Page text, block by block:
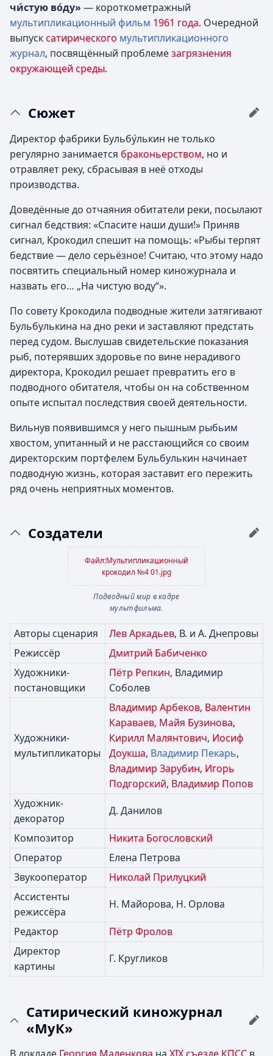
чи́стую во́ду» — короткометражный
мультипликационный фильм 1961 года. Очередной
выпусксатирического мультипликационного
журнал, посвящённый проблемезагрязнения
окружающей среды.
Сюжет
Директор фабрики Бульбу́лькин не только
регулярно занимается браконьерством, но и
отравляет реку, сбрасывая в неё отходы
производства.
Доведённые до отчаяния обитатели реки, посылают
сигнал бедствия: «Спасите наши души!» Приняв
сигнал, Крокодил спешит на помощь: «Рыбы терпят
бедствие — дело серьёзное! Считаю, что этому надо
посвятить специальный номер киножурнала и
назвать его… „На чистую воду“».
По совету Крокодила подводные жители затягивают
Бульбулькина на дно реки и заставляют предстать
перед судом. Выслушав свидетельские показания
рыб, потерявших здоровье по вине нерадивого
директора, Крокодил решает превратить его в
подводного обитателя, чтобы он на собственном
опыте испытал последствия своей деятельности.
Вильнув появившимся у него пышным рыбьим
хвостом, упитанный и не расстающийся со своим
директорским портфелем Бульбулькин начинает
подводную жизнь, которая заставит его пережить
ряд очень неприятных моментов.
Создатели
Файл:Мультипликационный
крокодил №4 01.jpg
Подводный мир в кадре
мультфильма.
Авторы сценария Лев Аркадьев, В. и А. Днепровы
Режиссёр
Дмитрий Бабиченко
Художники-
постановщики
Пётр Репкин, Владимир
Соболев
Художники-
мультипликаторы
Владимир Арбеков, Валентин
Караваев, Майя Бузинова,
Кирилл Малянтович, Иосиф
Доукша, Владимир Пекарь,
Владимир Зарубин, Игорь
Подгорский, Владимир Попов
Художник-
декоратор
Д. Данилов
Композитор
Никита Богословский
Оператор
Елена Петрова
Звукооператор
Николай Прилуцкий
Ассистенты
режиссёра
Н. Майорова, Н. Орлова
Редактор
Пётр Фролов
Директор
картины
Г. Кругликов
Сатирический киножурнал
«МуК»